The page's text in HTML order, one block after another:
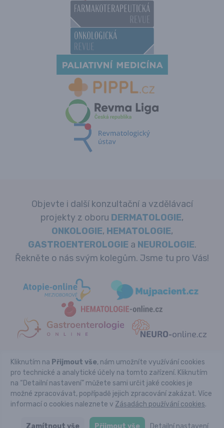
Objevte i další konzultační a vzdělávací
projekty z oboru DERMATOLOGIE,
ONKOLOGIE, HEMATOLOGIE,
GASTROENTEROLOGIEa NEUROLOGIE.
Řekněte o nás svým kolegům. Jsme tu pro Vás!
Copyright © REVMA-online.cz 2026
Powered by Pears Health Cyber Europe, s.r.o. All Rights
Reserved.
Tyto stránky určené výhradně pro odbornou lékařskou
veřejnost vznikly ve spolupráci sEUNI.cz ,Acta medicinae,
společností ČLS JEP
Podmínky použití
Kliknutím na Přijmout vše, nám umožníte využívání cookies
pro technické a analytické účely na tomto zařízení. Kliknutím
na “Detailní nastavení” můžete sami určit jaké cookies je
možné zpracovávat, popřípadě jejich zpracování zakázat. Více
informací o cookies naleznete v Zásadách používání cookies.
Zamítnout vše Přijmout vše Detailní nastavení